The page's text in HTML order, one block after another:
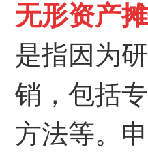
无形资产
是指因为
销，包括
方法等。